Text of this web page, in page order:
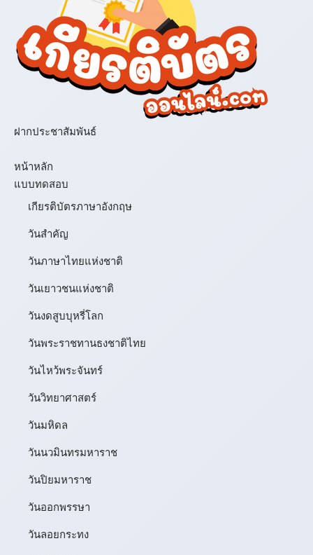
ฝากประชาสัมพันธ์
หน้าหลัก
แบบทดสอบ
เกียรติบัตรภาษาอังกฤษ
วันสำคัญ
วันภาษาไทยแห่งชาติ
วันเยาวชนแห่งชาติ
วันงดสูบบุหรี่โลก
วันพระราชทานธงชาติไทย
วันไหว้พระจันทร์​
วันวิทยาศาสตร์
วันมหิดล
วันนวมินทรมหาราช
วันปิยมหาราช
วันออกพรรษา
วันลอยกระทง